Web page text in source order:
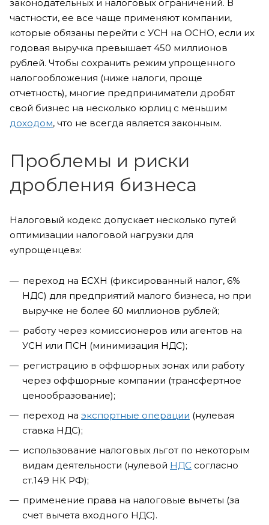
законодательных и налоговых ограничений. В
частности, ее все чаще применяют компании,
которые обязаны перейти с УСН на ОСНО, если их
годовая выручка превышает 450 миллионов
рублей. Чтобы сохранить режим упрощенного
налогообложения (ниже налоги, проще
отчетность), многие предприниматели дробят
свой бизнес на несколько юрлиц с меньшим
доходом, что не всегда является законным.
Проблемы и риски
дробления бизнеса
Налоговый кодекс допускает несколько путей
оптимизации налоговой нагрузки для
«упрощенцев»:
переход на ЕСХН (фиксированный налог, 6%
НДС) для предприятий малого бизнеса, но при
выручке не более 60 миллионов рублей;
работу через комиссионеров или агентов на
УСН или ПСН (минимизация НДС);
регистрацию в оффшорных зонах или работу
через оффшорные компании (трансфертное
ценообразование);
переход на экспортные операции (нулевая
ставка НДС);
использование налоговых льгот по некоторым
видам деятельности (нулевой НДС согласно
ст.149 НК РФ);
применение права на налоговые вычеты (за
счет вычета входного НДС).